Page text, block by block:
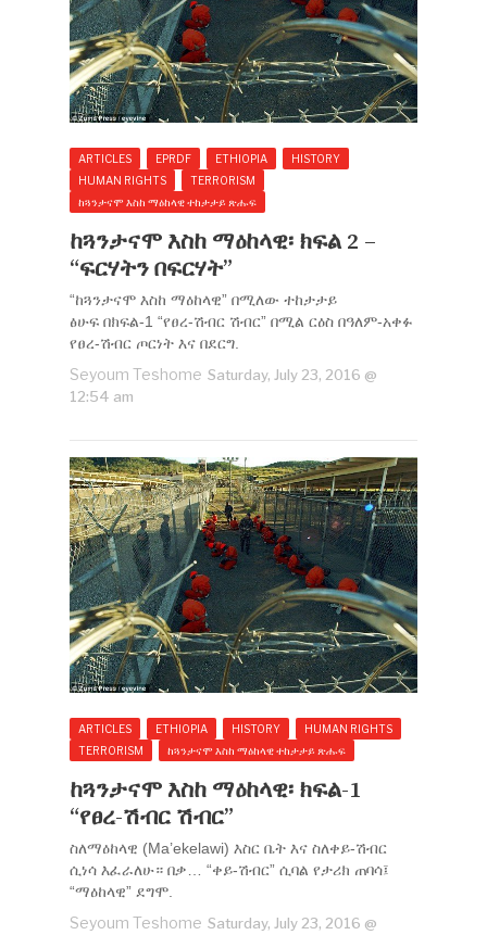
ARTICLES EPRDF ETHIOPIA
HISTORY
HUMAN RIGHTS
TERRORISM
ከጓንታናሞ እስከ ማዕከላዊ ተከታታይ ጽሑፍ
ከጓንታናሞ እስከ ማዕከላዊ፡ ክፍል 2 –
“ፍርሃትን በፍርሃት”
“ከጓንታናሞ እስከ ማዕከላዊ” በሚለው ተከታታይ
ፅሁፍ በክፍል-1 “የፀረ-ሽብር ሽብር” በሚል ርዕስ በዓለም-አቀፉ
የፀረ-ሽብር ጦርነት እና በደርግ.
Seyoum Teshome Saturday, July 23, 2016 @
12:54 am
ARTICLES ETHIOPIA HISTORY
HUMAN RIGHTS
TERRORISM
ከጓንታናሞ እስከ ማዕከላዊ ተከታታይ ጽሑፍ
ከጓንታናሞ እስከ ማዕከላዊ፡ ክፍል-1
“የፀረ-ሽብር ሽብር”
ስለማዕከላዊ (Ma’ekelawi) እስር ቤት እና ስለቀይ-ሽብር
ሲነሳ እፈራለሁ። በቃ… “ቀይ-ሽብር” ሲባል የታሪክ ጠባሳ፤
“ማዕከላዊ” ደግሞ.
Seyoum Teshome Saturday, July 23, 2016 @